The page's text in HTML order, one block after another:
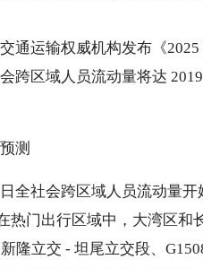
通运输权威机构发布《
跨区域人员流动量将达
测
全社会跨区域人员流动量
热门出行区域中，大湾区
隆立交 - 坦尾立交段、